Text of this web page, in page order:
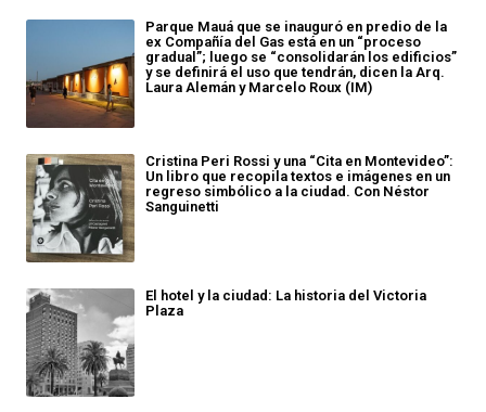
Parque Mauá que se inauguró en predio de la
ex Compañía del Gas está en un “proceso
gradual”; luego se “consolidarán los edificios”
y se definirá el uso que tendrán, dicen la Arq.
Laura Alemán y Marcelo Roux (IM)
Cristina Peri Rossi y una “Cita en Montevideo”:
Un libro que recopila textos e imágenes en un
regreso simbólico a la ciudad. Con Néstor
Sanguinetti
El hotel y la ciudad: La historia del Victoria
Plaza